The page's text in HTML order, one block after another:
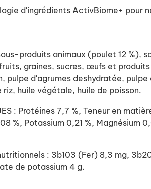
d'ingrédients ActivBiome+ pour
produits animaux (poulet 12
graines, sucres, œufs et
pulpe d'agrumes deshydratée,
huile végétale, huile de poisson.
: Protéines 7,7 %, Teneur en
%, Potassium 0,21 %,
: 3b103 (Fer) 8,3 mg,
de potassium 4 g.